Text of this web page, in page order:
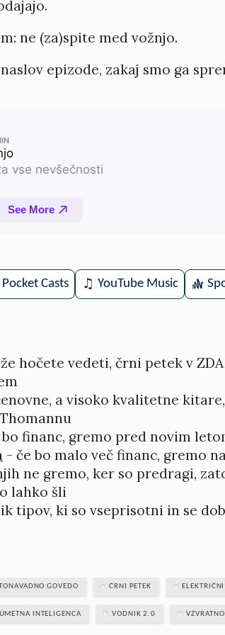
ne (za)spite med vožnjo.
epizode, zakaj smo ga
Pocket Casts YouTube Music
hočete vedeti, črni petek v
a visoko kvalitetne
financ, gremo pred novim
- če bo malo več financ, gremo
ne gremo, ker so predragi,
lahko šli
tipov, ki so vseprisotni in se
GOVEDO ČRNI PETEK
UMETNA INTELIGENCA VODNIK 2.0